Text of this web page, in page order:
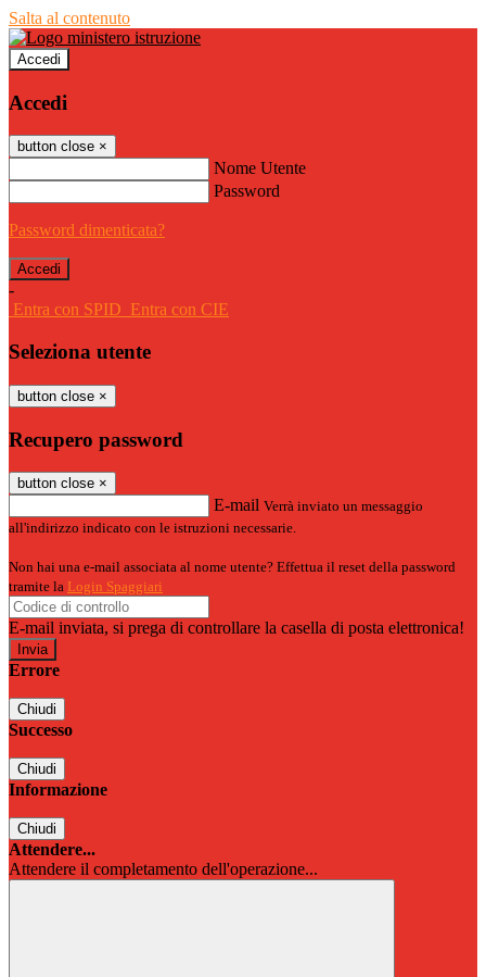
Salta al contenuto
Accedi
Accedi
button close ×
Nome Utente
Password
Password dimenticata?
-
Entra con SPID Entra con CIE
Seleziona utente
button close ×
Recupero password
button close ×
E-mail Verrà inviato un messaggio
all'indirizzo indicato con le istruzioni necessarie.
Non hai una e-mail associata al nome utente? Effettua il reset della password
tramite la Login Spaggiari
E-mail inviata, si prega di controllare la casella di posta elettronica!
Errore
Chiudi
Successo
Chiudi
Informazione
Chiudi
Attendere...
Attendere il completamento dell'operazione...